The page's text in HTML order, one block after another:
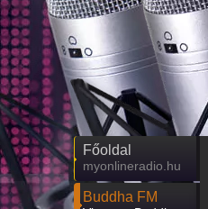
Főoldal
myonlineradio.hu
Buddha FM